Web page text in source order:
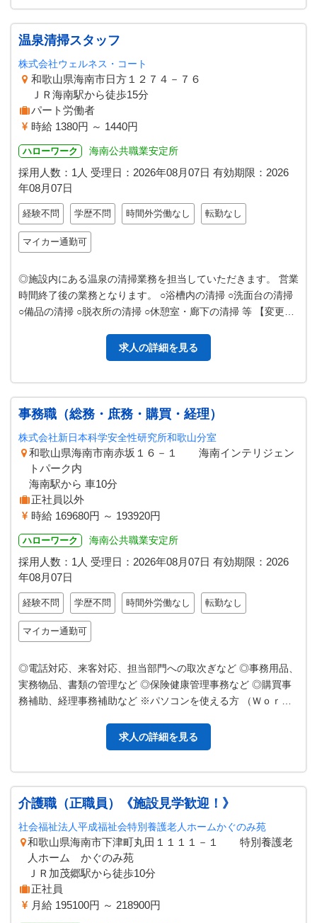
温泉清掃スタッフ
株式会社ウェルネス・コート
和歌山県海南市日方１２７４－７６
ＪＲ海南駅から徒歩15分
パート労働者
時給 1380円 ～ 1440円
ハローワーク 海南公共職業安定所
採用人数：1人 受理日： 2026年08月07日 有効期限： 2026
年08月07日
経験不問 学歴不問 時間外労働なし 転勤なし
マイカー通勤可
◎施設内にある温泉の清掃業務を担当していただきます。 営業
時間終了後の業務となります。 ○浴槽内の清掃 ○洗面台の清掃
○備品の清掃 ○脱衣所の清掃 ○休憩室・廊下の清掃 等 【変更範
求人の詳細を見る
事務職（総務・庶務・購買・経理）
株式会社新日本科学安全性研究所和歌山分室
和歌山県海南市南赤坂１６－１ 海南インテリジェン
トパーク内
海南駅から 車10分
正社員以外
時給 169680円 ～ 193920円
ハローワーク 海南公共職業安定所
採用人数：1人 受理日： 2026年08月07日 有効期限： 2026
年08月07日
経験不問 学歴不問 時間外労働なし 転勤なし
マイカー通勤可
◎電話対応、来客対応、担当部門への取次ぎなど ◎事務用品、
実務物品、書類の管理など ◎保険健康管理事務など ◎購買事
務補助、経理事務補助など ※パソコンを使える方 （Ｗｏｒｄ
求人の詳細を見る
介護職（正職員）《施設見学歓迎！》
社会福祉法人平成福祉会特別養護老人ホームかぐのみ苑
和歌山県海南市下津町丸田１１１１－１ 特別養護老
人ホーム かぐのみ苑
ＪＲ加茂郷駅から徒歩10分
正社員
月給 195100円 ～ 218900円